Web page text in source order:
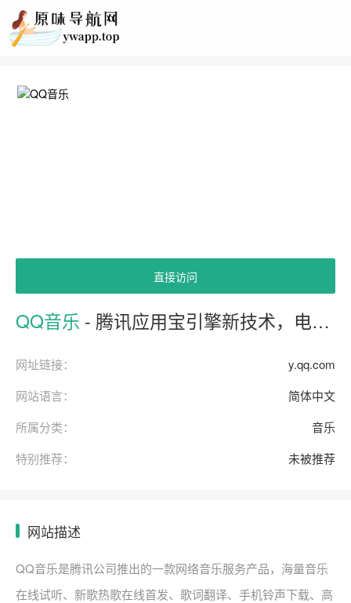
直接访问
QQ音乐 - 腾讯应用宝引擎新技术，电脑体验QQ音乐
网址链接：
y.qq.com
网站语言：
简体中文
所属分类：
音乐
特别推荐：
未被推荐
网站描述
QQ音乐是腾讯公司推出的一款网络音乐服务产品，海量音乐
在线试听、新歌热歌在线首发、歌词翻译、手机铃声下载、高